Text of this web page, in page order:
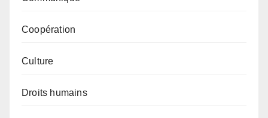
Coopération
Culture
Droits humains